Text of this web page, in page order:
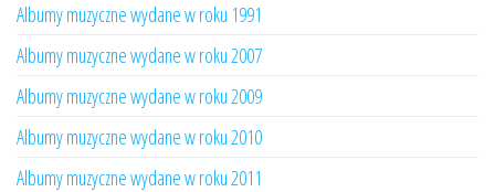
Albumy muzyczne wydane w roku 1991
Albumy muzyczne wydane w roku 2007
Albumy muzyczne wydane w roku 2009
Albumy muzyczne wydane w roku 2010
Albumy muzyczne wydane w roku 2011